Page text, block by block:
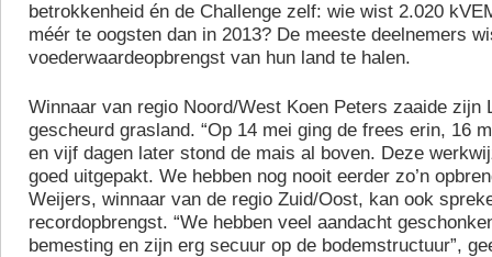
betrokkenheid én de Challenge zelf: wie wist 2.020
méér te oogsten dan in 2013? De meeste deelnemers
voederwaardeopbrengst van hun land te halen.
Winnaar van regio Noord/West Koen Peters zaaide zijn
gescheurd grasland. “Op 14 mei ging de frees erin, 16
en vijf dagen later stond de mais al boven. Deze
goed uitgepakt. We hebben nog nooit eerder zo’n
Weijers, winnaar van de regio Zuid/Oost, kan ook
recordopbrengst. “We hebben veel aandacht
bemesting en zijn erg secuur op de bodemstructuur”,